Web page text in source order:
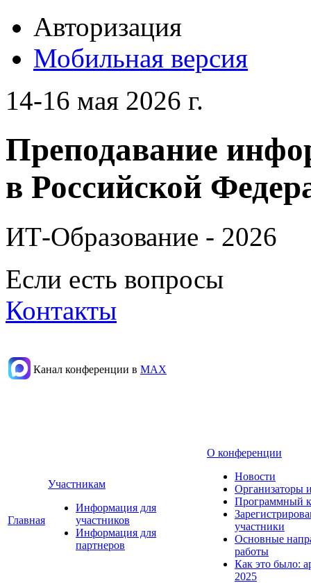
Авторизация
Мобильная версия
14-16 мая 2026 г.
Преподавание
в Российской
ИТ-Образование - 2026
Если есть вопросы
Контакты
Канал конференции в МАХ
Главная
Участникам
Информация для
участников
Информация для
партнеров
О конференции
Новости
Организаторы
Программный
участники
Основные
работы
Как это было:
2025